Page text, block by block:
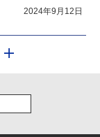
2024年9月12日